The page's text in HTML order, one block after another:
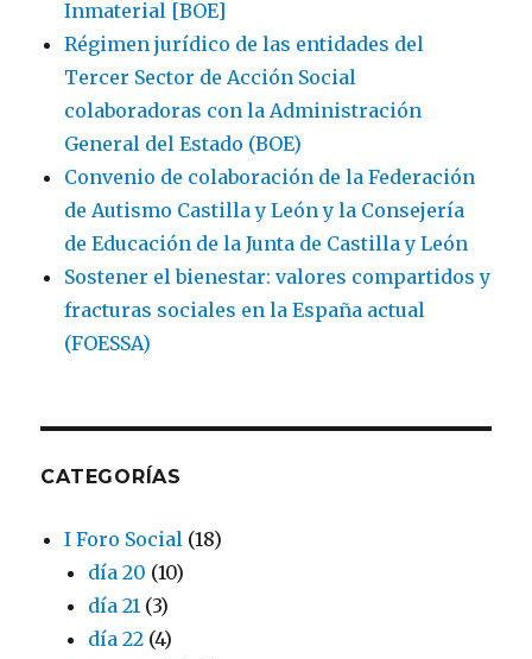
Inmaterial [BOE]
Régimen jurídico de las entidades del
Tercer Sector de Acción Social
colaboradoras con la Administración
General del Estado (BOE)
Convenio de colaboración de la Federación
de Autismo Castilla y León y la Consejería
de Educación de la Junta de Castilla y León
Sostener el bienestar: valores compartidos y
fracturas sociales en la España actual
(FOESSA)
CATEGORÍAS
I Foro Social (18)
día 20 (10)
día 21 (3)
día 22 (4)